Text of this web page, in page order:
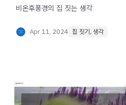
Apr 11, 2024 집 짓기, 생각